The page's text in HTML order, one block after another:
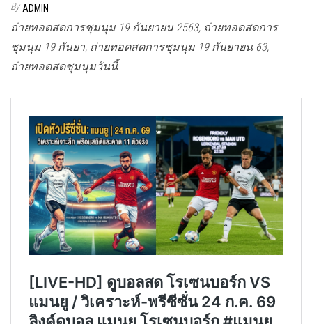
By ADMIN
ถ่ายทอดสดการชุมนุม 19 กันยายน 2563, ถ่ายทอดสดการ
ชุมนุม 19 กันยา, ถ่ายทอดสดการชุมนุม 19 กันยายน 63,
ถ่ายทอดสดชุมนุมวันนี้